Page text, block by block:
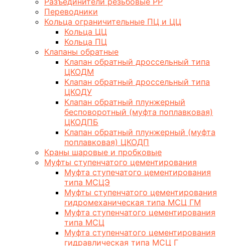
Переводники
Кольца ограничительные ПЦ и ЦЦ
Кольца ЦЦ
Кольца ПЦ
Клапаны обратные
Клапан обратный дроссельный типа
ЦКОДМ
Клапан обратный дроссельный типа
ЦКОДУ
Клапан обратный плунжерный
бесповоротный (муфта поплавковая)
ЦКОДПБ
Клапан обратный плунжерный (муфта
поплавковая) ЦКОДП
Краны шаровые и пробковые
Муфты ступенчатого цементирования
Муфта ступечатого цементирования
типа МСЦЭ
Муфты ступенчатого цементирования
гидромеханическая типа МСЦ ГМ
Муфта ступенчатого цементирования
типа МСЦ
Муфта ступенчатого цементирования
гидравлическая типа МСЦ Г